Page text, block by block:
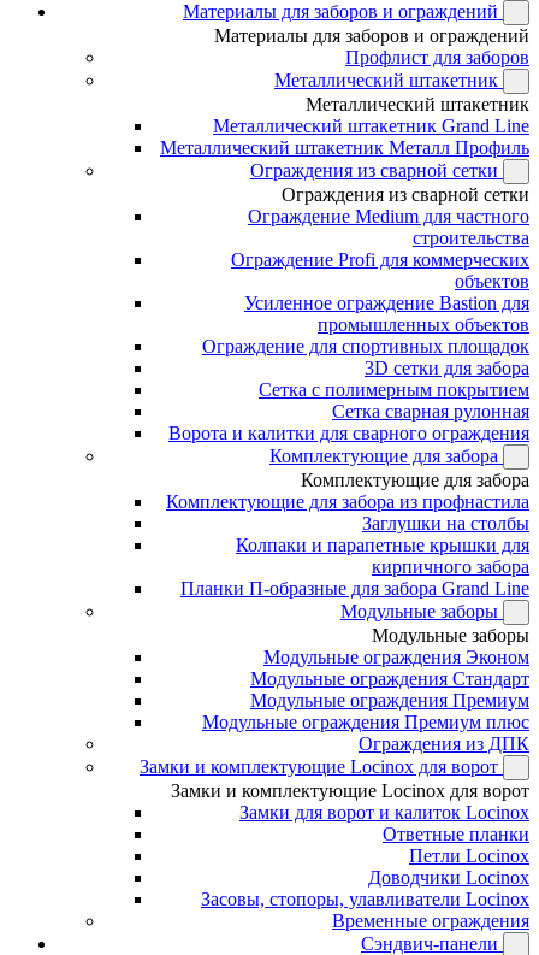
Материалы для заборов и ограждений
Материалы для заборов и ограждений
Профлист для заборов
Металлический штакетник
Металлический штакетник
Металлический штакетник Grand Line
Металлический штакетник Металл Профиль
Ограждения из сварной сетки
Ограждения из сварной сетки
Ограждение Medium для частного
строительства
Ограждение Profi для коммерческих
объектов
Усиленное ограждение Bastion для
промышленных объектов
Ограждение для спортивных площадок
3D сетки для забора
Сетка с полимерным покрытием
Сетка сварная рулонная
Ворота и калитки для сварного ограждения
Комплектующие для забора
Комплектующие для забора
Комплектующие для забора из профнастила
Заглушки на столбы
Колпаки и парапетные крышки для
кирпичного забора
Планки П-образные для забора Grand Line
Модульные заборы
Модульные заборы
Модульные ограждения Эконом
Модульные ограждения Стандарт
Модульные ограждения Премиум
Модульные ограждения Премиум плюс
Ограждения из ДПК
Замки и комплектующие Locinox для ворот
Замки и комплектующие Locinox для ворот
Замки для ворот и калиток Locinox
Ответные планки
Петли Locinox
Доводчики Locinox
Засовы, стопоры, улавливатели Locinox
Временные ограждения
Сэндвич-панели